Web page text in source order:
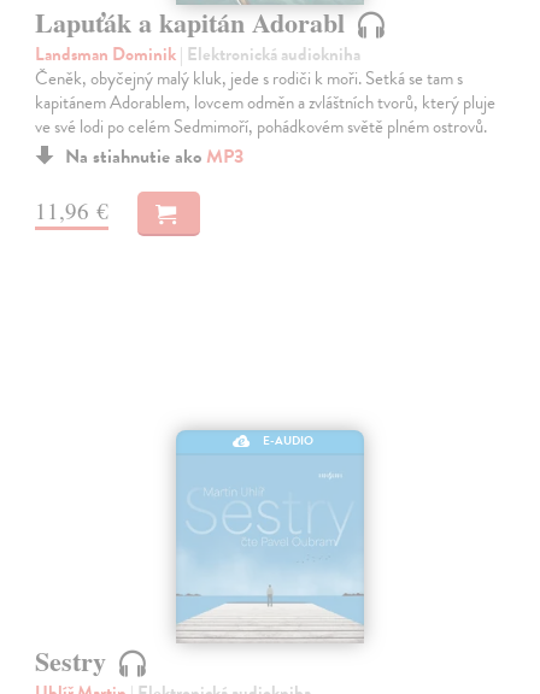
Lapuťák a kapitán Adorabl
Landsman Dominik| Elektronická audiokniha
Čeněk, obyčejný malý kluk, jede s rodiči k moři. Setká se tam s
kapitánem Adorablem, lovcem odměn a zvláštních tvorů, který pluje
ve své lodi po celém Sedmimoří, pohádkovém světě plném ostrovů.
Na stiahnutie ako MP3
11,96 €
E-AUDIO
Sestry